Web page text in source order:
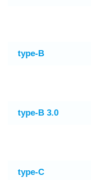
type-B
type-B 3.0
type-C